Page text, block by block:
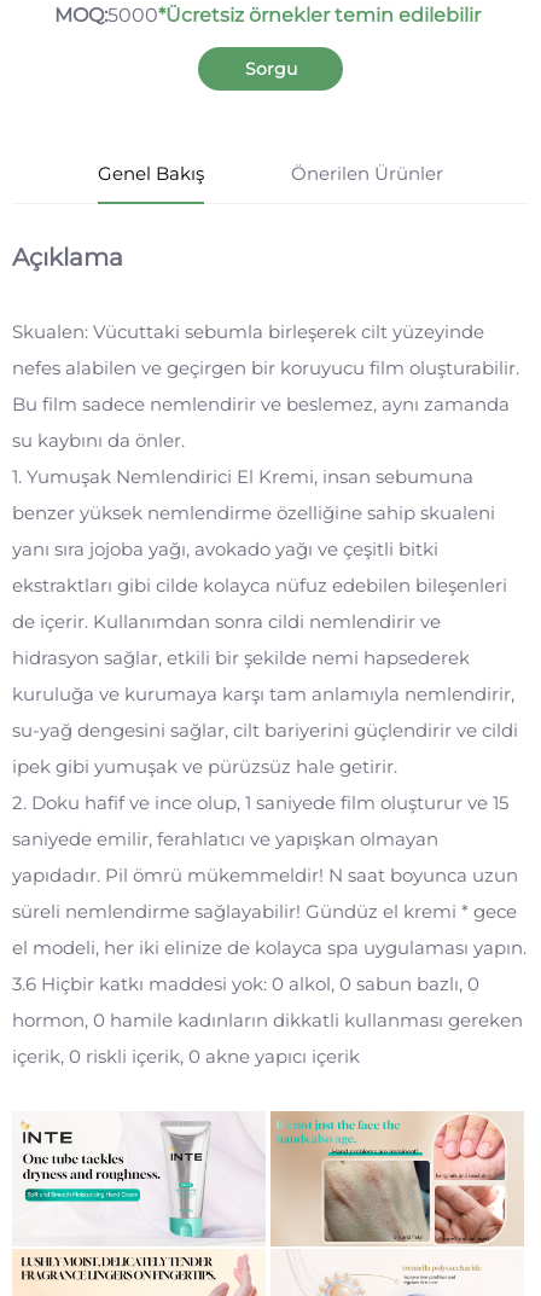
MOQ:5000*Ücretsiz örnekler temin edilebilir
Sorgu
Genel Bakış Önerilen Ürünler
Açıklama
Skualen: Vücuttaki sebumla birleşerek cilt yüzeyinde
nefes alabilen ve geçirgen bir koruyucu film oluşturabilir.
Bu film sadece nemlendirir ve beslemez, aynı zamanda
su kaybını da önler.
1. Yumuşak Nemlendirici El Kremi, insan sebumuna
benzer yüksek nemlendirme özelliğine sahip skualeni
yanı sıra jojoba yağı, avokado yağı ve çeşitli bitki
ekstraktları gibi cilde kolayca nüfuz edebilen bileşenleri
de içerir. Kullanımdan sonra cildi nemlendirir ve
hidrasyon sağlar, etkili bir şekilde nemi hapsederek
kuruluğa ve kurumaya karşı tam anlamıyla nemlendirir,
su-yağ dengesini sağlar, cilt bariyerini güçlendirir ve cildi
ipek gibi yumuşak ve pürüzsüz hale getirir.
2. Doku hafif ve ince olup, 1 saniyede film oluşturur ve 15
saniyede emilir, ferahlatıcı ve yapışkan olmayan
yapıdadır. Pil ömrü mükemmeldir! N saat boyunca uzun
süreli nemlendirme sağlayabilir! Gündüz el kremi * gece
el modeli, her iki elinize de kolayca spa uygulaması yapın.
3.6 Hiçbir katkı maddesi yok: 0 alkol, 0 sabun bazlı, 0
hormon, 0 hamile kadınların dikkatli kullanması gereken
içerik, 0 riskli içerik, 0 akne yapıcı içerik